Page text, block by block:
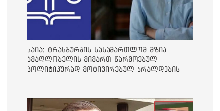
საია: ტრასბურგის სასამართლომ მზია
ამაღლობელის მიმართ წარმოებულ
პოლიტიკურად მოტივირებულ ბრალდების